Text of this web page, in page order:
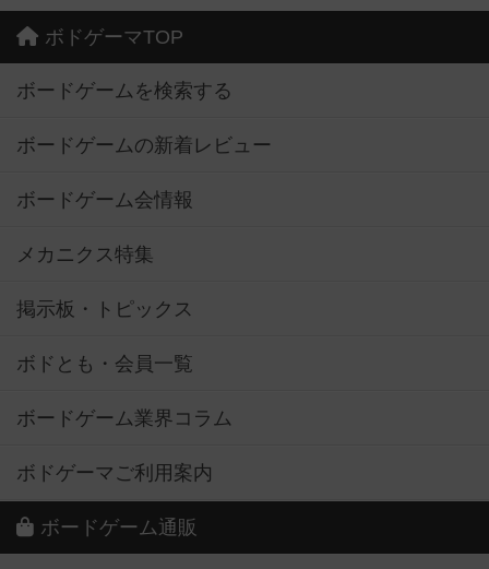
ボドゲーマTOP
ボードゲームを検索する
ボードゲームの新着レビュー
ボードゲーム会情報
メカニクス特集
掲示板・トピックス
ボドとも・会員一覧
ボードゲーム業界コラム
ボドゲーマご利用案内
ボードゲーム通販